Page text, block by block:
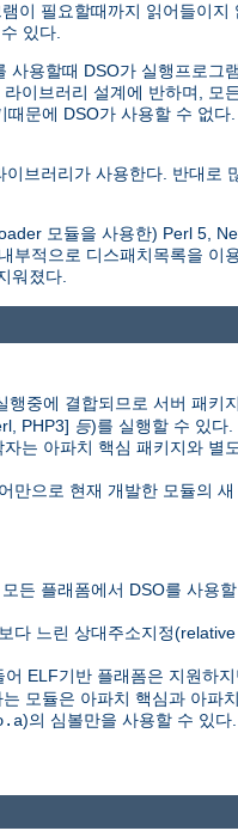
이 필요할때까지 읽어들이
있다.
용할때 DSO가 실행프로그
이브러리 설계에 반하며, 모
문에 DSO가 사용할 수 없다
브러리가 사용한다. 반대로
모듈을 사용한) Perl 5,
적으로 디스패치목록을 이
워졌다.
행중에 결합되므로 서버 패키
PHP3] 등)를 실행할 수 있다.
는 아파치 핵심 패키지와 별
만으로 현재 개발한 모듈의
든 플래폼에서 DSO를 사용할
느린 상대주소지정
ELF기반 플래폼은 지원하
모듈은 아파치 핵심과 아파
)의 심볼만을 사용할 수 있